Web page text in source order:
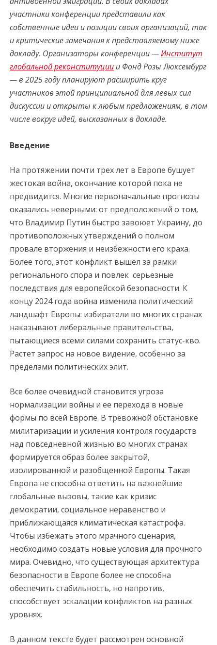
участники конференции представили как
собственные идеи и позиции своих организаций, так
и критические замечания к представляемому ниже
докладу. Организаторы конференции —Институт
глобальной реконституции и Фонд Розы Люксембург
— в 2025 году планируют расширить круг
участников этой принципиальной для левых сил
дискуссии и открыты к любым предложениям, в том
числе вокруг идей, высказанных в докладе.
Введение
На протяжении почти трех лет в Европе бушует
жестокая война, окончание которой пока не
предвидится. Многие первоначальные прогнозы
оказались неверными: от предположений о том,
что Владимир Путин быстро завоюет Украину, до
противоположных утверждений о полном
провале вторжения и неизбежности его краха.
Более того, этот конфликт вышел за рамки
регионального спора и повлек серьезные
последствия для европейской безопасности. К
концу 2024 года война изменила политический
ландшафт Европы: избиратели во многих странах
наказывают либеральные правительства,
пытающиеся всеми силами сохранить статус-кво.
Растет запрос на новое видение, особенно за
пределами политических элит.
Все более очевидной становится угроза
нормализации войны и ее перехода в новые
формы по всей Европе. В тревожной обстановке
милитаризации и усиления контроля государств
над повседневной жизнью во многих странах
формируется образ более закрытой,
изолированной и разобщенной Европы. Такая
Европа не способна ответить на важнейшие
глобальные вызовы, такие как кризис
демократии, социальное неравенство и
приближающаяся климатическая катастрофа.
Чтобы избежать этого мрачного сценария,
необходимо создать новые условия для прочного
мира. Очевидно, что существующая архитектура
безопасности в Европе более не способна
обеспечить стабильность, но напротив,
способствует эскалации конфликтов на разных
уровнях.
В данном тексте будет рассмотрен основной